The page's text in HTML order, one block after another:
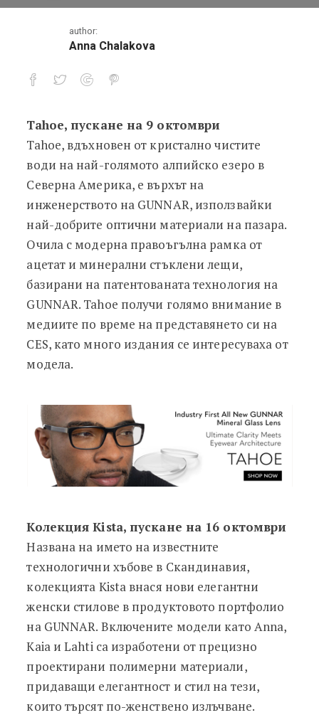
author:
Anna Chalakova
Натоварен октмври месец за
Tahoe, пускане на 9 октомври
Tahoe, вдъхновен от кристално чистите
води на най-голямото алпийско езеро в
Северна Америка, е върхът на
инженерството на GUNNAR, използвайки
най-добрите оптични материали на пазара.
Очила с модерна правоъгълна рамка от
ацетат и минерални стъклени лещи,
базирани на патентованата технология на
GUNNAR. Tahoe получи голямо внимание в
медиите по време на представянето си на
CES, като много издания се интересуваха от
модела.
Колекция Kista, пускане на 16 октомври
Названа на името на известните
технологични хъбове в Скандинавия,
колекцията Kista внася нови елегантни
женски стилове в продуктовото портфолио
на GUNNAR. Включените модели като Anna,
Kaia и Lahti са изработени от прецизно
проектирани полимерни материали,
придаващи елегантност и стил на тези,
които търсят по-женствено излъчване.